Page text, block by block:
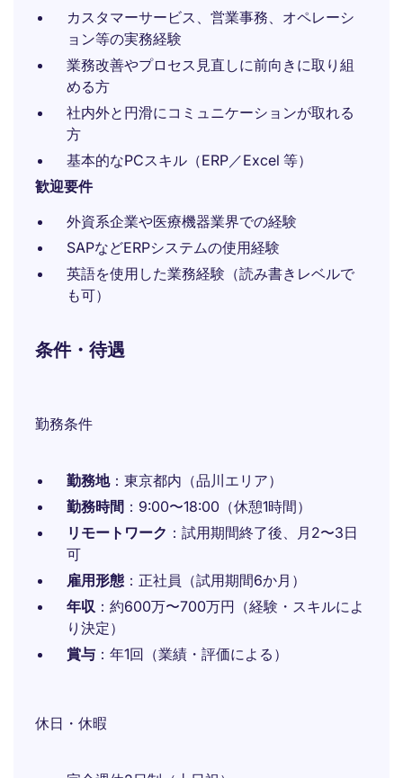
カスタマーサービス、営業事務、オペレーシ
ョン等の実務経験
業務改善やプロセス見直しに前向きに取り組
める方
社内外と円滑にコミュニケーションが取れる
方
基本的なPCスキル（ERP／Excel 等）
歓迎要件
外資系企業や医療機器業界での経験
SAPなどERPシステムの使用経験
英語を使用した業務経験（読み書きレベルで
も可）
条件・待遇
勤務条件
勤務地：東京都内（品川エリア）
勤務時間 ：9:00〜18:00（休憩1時間）
リモートワーク ：試用期間終了後、月2〜3日
可
雇用形態 ：正社員（試用期間6か月）
年収 ：約600万〜700万円（経験・スキルによ
り決定）
賞与 ：年1回（業績・評価による）
休日・休暇